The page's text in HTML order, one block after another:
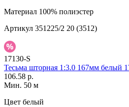
Материал 100% полиэстер
Артикул 351225/2 20 (3512)
17130-S
Тесьма шторная 1:3.0 167мм белый
106.58 р.
Мин. 50 м
Цвет белый